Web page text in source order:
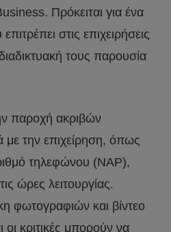
Πρόκειται για ένα
στις επιχειρήσεις
διαδικτυακή τους παρουσία
παροχή ακριβών
με την επιχείρηση, όπως
τηλεφώνου (NAP),
ώρες λειτουργίας.
φωτογραφιών και βίντεο
κριτικές μπορούν να